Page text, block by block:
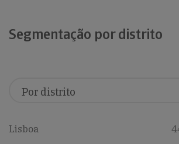
Segmentação por distrito
Lisboa